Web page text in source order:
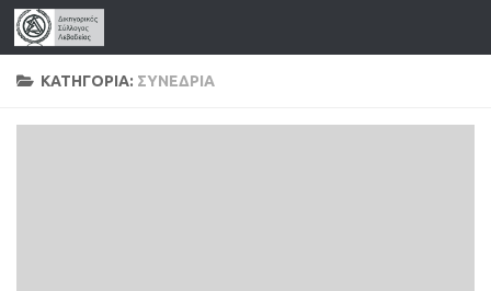
Skip to content
ΚΑΤΗΓΟΡΊΑ: ΣΥΝΈΔΡΙΑ